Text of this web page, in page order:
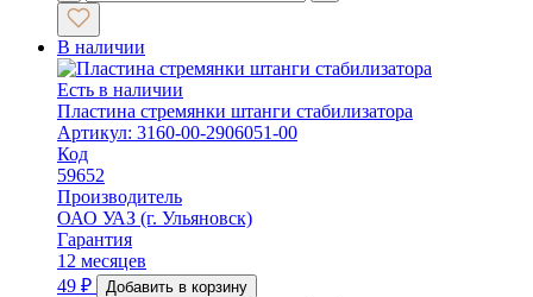
В наличии
Есть в наличии
Пластина стремянки штанги стабилизатора
Артикул: 3160-00-2906051-00
Код
59652
Производитель
ОАО УАЗ (г. Ульяновск)
Гарантия
12 месяцев
49 ₽
Добавить в корзину